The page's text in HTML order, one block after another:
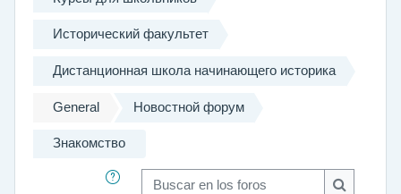
Исторический факультет
Дистанционная школа начинающего историка
General Новостной форум
Знакомство
Buscar en los foros